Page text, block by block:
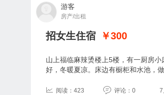
游客
房产/出租
招女生住宿 ￥300
山上福临麻辣烫楼上5楼，有一厨房小
好，冬暖夏凉。床边有橱柜和水池，
阅读：423 评论：0 7